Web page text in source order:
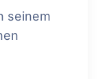
seinem